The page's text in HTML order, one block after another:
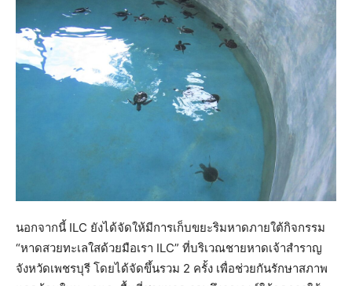
นอกจากนี้ ILC ยังได้จัดให้มีการเก็บขยะริมหาดภายใต้กิจกรรม
“หาดสวยทะเลใสด้วยมือเรา ILC” ที่บริเวณชายหาดเจ้าสำราญ
จังหวัดเพชรบุรี โดยได้จัดขึ้นรวม 2 ครั้ง เพื่อช่วยกันรักษาสภาพ